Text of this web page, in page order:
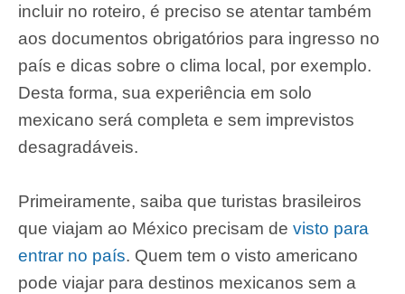
incluir no roteiro, é preciso se atentar também
aos documentos obrigatórios para ingresso no
país e dicas sobre o clima local, por exemplo.
Desta forma, sua experiência em solo
mexicano será completa e sem imprevistos
desagradáveis.
Primeiramente, saiba que turistas brasileiros
que viajam ao México precisam de visto para
entrar no país. Quem tem o visto americano
pode viajar para destinos mexicanos sem a